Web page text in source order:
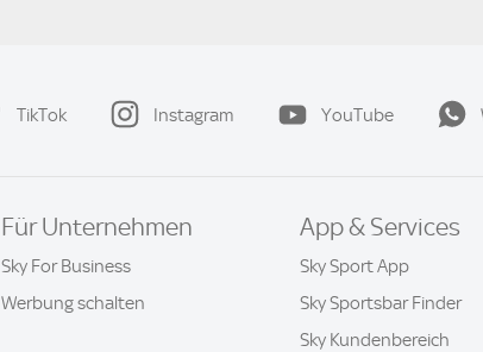
TikTok Instagram YouTube
Für Unternehmen
Sky For Business
Werbung schalten
App & Services
Sky Sport App
Sky Sportsbar Finder
Sky Kundenbereich